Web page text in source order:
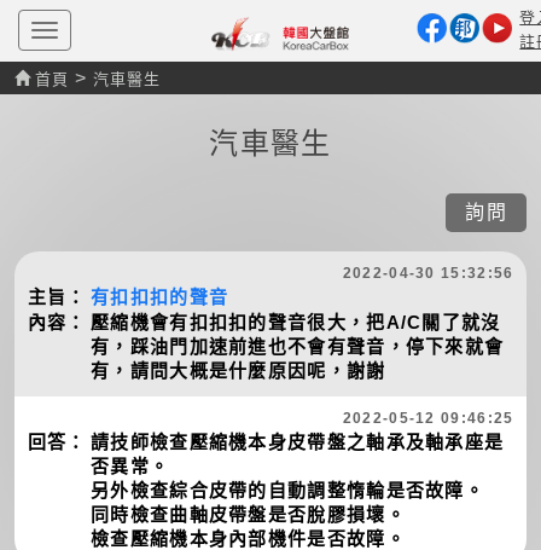
T
o
g
g
o
n
登
註
首頁 > 汽車醫生
汽車醫生
詢問
2022-04-30 15:32:56
主旨： 有扣扣扣的聲音
內容：
壓縮機會有扣扣扣的聲音很大，把A/C關了就沒
有，踩油門加速前進也不會有聲音，停下來就會
有，請問大概是什麼原因呢，謝謝
2022-05-12 09:46:25
回答： 請技師檢查壓縮機本身皮帶盤之軸承及軸承座是
否異常。
另外檢查綜合皮帶的自動調整惰輪是否故障。
同時檢查曲軸皮帶盤是否脫膠損壞。
檢查壓縮機本身內部機件是否故障。